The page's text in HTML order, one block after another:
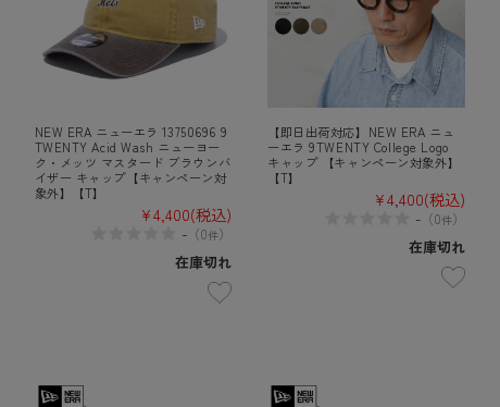
NEW ERA ニューエラ 13750696 9
TWENTY Acid Wash ニューヨー
ク・メッツ マスタード ブラウンバ
イザー キャップ【キャンペーン対
象外】【T】
¥4,400(税込)
- （0件）
在庫切れ
【即日出荷対応】NEW ERA ニュ
ーエラ 9TWENTY College Logo
キャップ 【キャンペーン対象外】
【T】
¥4,400(税込)
-（0件）
在庫切れ